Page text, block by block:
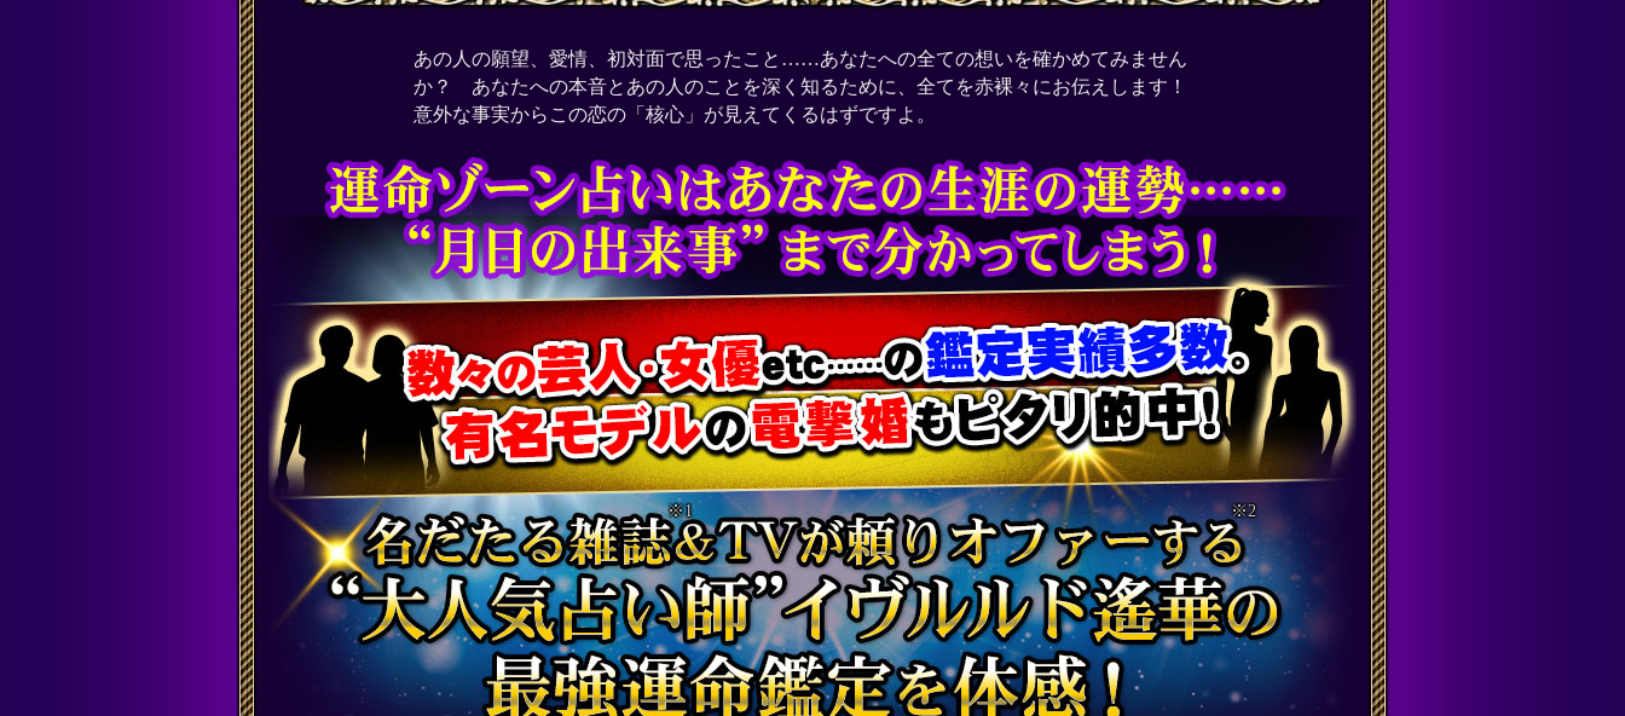
あの人の願望、愛情、初対面で思ったこと……あなたへの全ての想いを確かめてみません
か？ あなたへの本音とあの人のことを深く知るために、全てを赤裸々にお伝えします！
意外な事実からこの恋の「核心」が見えてくるはずですよ。
※1 ※2